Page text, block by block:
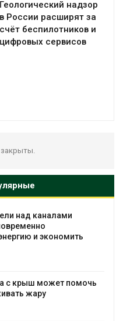
Геологический надзор
в России расширят за
счёт беспилотников и
цифровых сервисов
над каналами
и экономить
с крыш может помочь
жару